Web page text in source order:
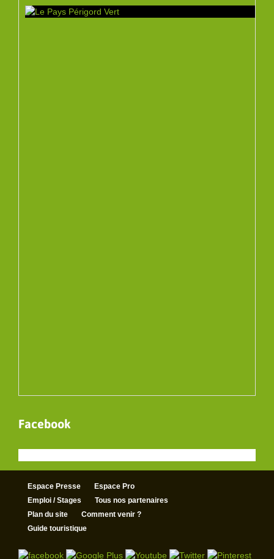
Facebook
Espace Presse
Espace Pro
Emploi / Stages
Tous nos partenaires
Plan du site
Comment venir ?
Guide touristique